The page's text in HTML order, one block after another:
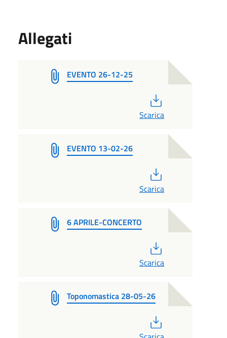
Allegati
EVENTO 26-12-25
Scarica
EVENTO 13-02-26
Scarica
6 APRILE-CONCERTO
Scarica
Toponomastica 28-05-26